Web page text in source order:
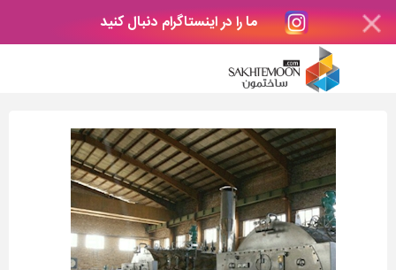
ما را در اینستاگرام دنبال کنید